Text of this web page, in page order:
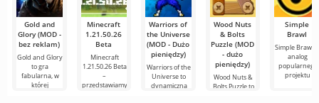
Gold and
Glory (MOD -
bez reklam)
Gold and Glory
to gra
fabularna, w
której
Minecraft
1.21.50.26
Beta
Minecraft
1.21.50.26 Beta
–
przedstawiamy
Warriors of
the Universe
(MOD - Dużo
pieniędzy)
Warriors of the
Universe to
dynamiczna
Wood Nuts
& Bolts
Puzzle (MOD
- dużo
pieniędzy)
Wood Nuts &
Bolts Puzzle to
Simple
Brawl
Simple Brawl
analog
popularnego
projektu